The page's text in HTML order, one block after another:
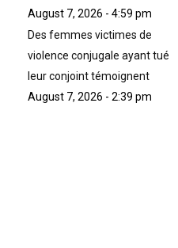
August 7, 2026 - 4:59 pm
Des femmes victimes de
violence conjugale ayant tué
leur conjoint témoignent
August 7, 2026 - 2:39 pm